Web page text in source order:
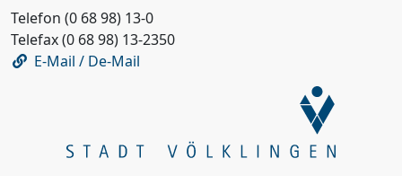
Telefon (0 68 98) 13-0
Telefax (0 68 98) 13-2350
E-Mail / De-Mail